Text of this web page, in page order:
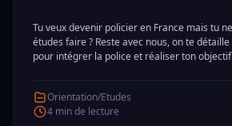
Tu veux devenir policier en France mais tu
études faire ? Reste avec nous, on te
pour intégrer la police et réaliser ton
Orientation/Etudes
4 min de lecture